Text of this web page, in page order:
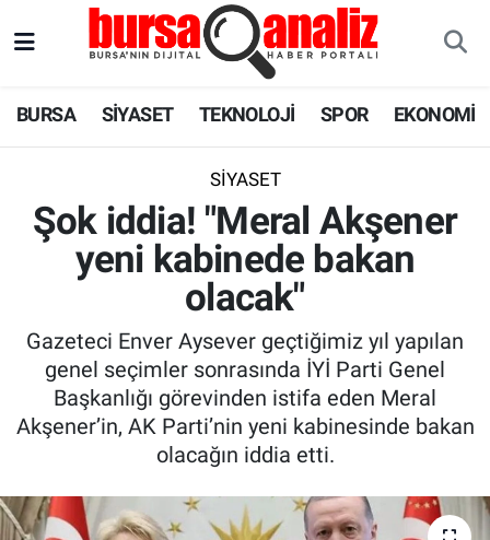
BURSA SİYASET TEKNOLOJİ SPOR EKONOMİ
SİYASET
Şok iddia! "Meral Akşener
yeni kabinede bakan
olacak"
Gazeteci Enver Aysever geçtiğimiz yıl yapılan
genel seçimler sonrasında İYİ Parti Genel
Başkanlığı görevinden istifa eden Meral
Akşener’in, AK Parti’nin yeni kabinesinde bakan
olacağın iddia etti.
SPOR
SAĞLIK
ASTROLOJİ
Süper Lig Puan Durumu ve Fikstür
Tüm Manşetler
Son Dakika Haberleri
Haber Arşivi